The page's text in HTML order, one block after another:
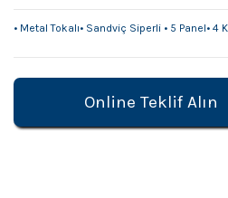
• Metal Tokalı• Sandviç Siperli • 5 Panel• 4
Online Teklif Alın